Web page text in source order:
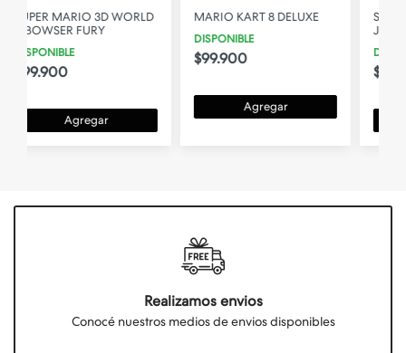
MARIO KART 8 DELUXE
$99.900
Agregar
SUPER MARIO PARTY
DISPONIBLE
Agregar
Realizamos envios
Conocé nuestros medios de envios disponibles